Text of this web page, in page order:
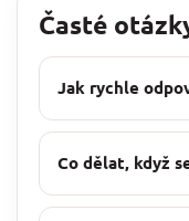
Časté
Jak rychle
Co dělat, když